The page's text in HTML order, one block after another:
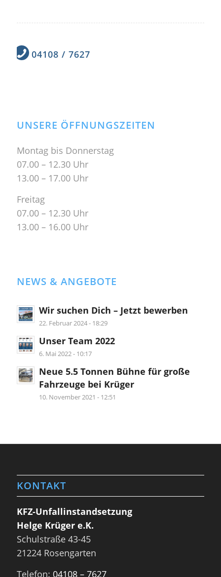
04108 / 7627
UNSERE ÖFFNUNGSZEITEN
Montag bis Donnerstag
07.00 – 12.30 Uhr
13.00 – 17.00 Uhr
Freitag
07.00 – 12.30 Uhr
13.00 – 16.00 Uhr
NEWS & ANGEBOTE
Wir suchen Dich – Jetzt bewerben
22. Februar 2024 - 18:29
Unser Team 2022
6. Mai 2022 - 10:17
Neue 5.5 Tonnen Bühne für große
Fahrzeuge bei Krüger
10. November 2021 - 12:51
KONTAKT
KFZ-Unfallinstandsetzung
Helge Krüger e.K.
Schulstraße 43-45
21224 Rosengarten
Telefon: 04108 – 7627